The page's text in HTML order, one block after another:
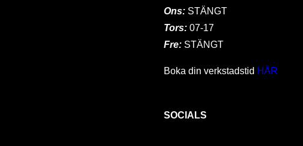
Ons:STÄNGT
Tors: 07-17
Fre: STÄNGT
Boka din verkstadstid HÄR
SOCIALS